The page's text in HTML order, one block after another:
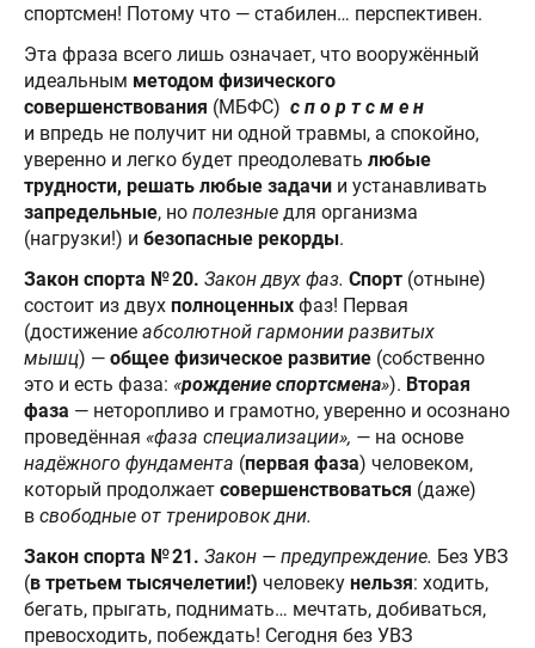
спортсмен! Потому что — стабилен… перспективен.
Эта фраза всего лишь означает, что вооружённый
идеальным методом физического
совершенствования (МБФС) с п о р т с м е н
и впредь не получит ни одной травмы, а спокойно,
уверенно и легко будет преодолевать любые
трудности, решать любые задачи и устанавливать
запредельные, но полезные для организма
(нагрузки!) и безопасные рекорды.
Закон спорта № 20. Закон двух фаз. Спорт (отныне)
состоит из двух полноценных фаз! Первая
(достижение абсолютной гармонии развитых
мышц) — общее физическое развитие (собственно
это и есть фаза: «рождение спортсмена»). Вторая
фаза — неторопливо и грамотно, уверенно и осознано
проведённая «фаза специализации», — на основе
надёжного фундамента (первая фаза) человеком,
который продолжает совершенствоваться (даже)
в свободные от тренировок дни.
Закон спорта № 21. Закон — предупреждение. Без УВЗ
(в третьем тысячелетии!) человеку нельзя: ходить,
бегать, прыгать, поднимать… мечтать, добиваться,
превосходить, побеждать! Сегодня без УВЗ